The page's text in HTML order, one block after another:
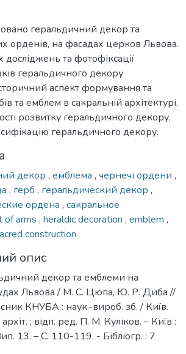
геральдичний декор та
орденів, на фасадах церков Львова.
досліджень та фотофіксації
геральдичного декору
аспект формування та
та емблем в сакральній архітектурі.
розвитку геральдичного декору,
геральдичного декору.
декор , емблема , чернечі ордени ,
, герб , геральдический декор ,
ордена , сакральное
of arms , heraldic decoration , emblem ,
construction
опис
декор та емблеми на
Львова / М. С. Цюпа, Ю. Р. Диба //
КНУБА : наук.-вироб. зб. / Київ.
; відп. ред. П. М. Куліков. – Київ :
13. – С. 110-119. - Бібліогр. : 7